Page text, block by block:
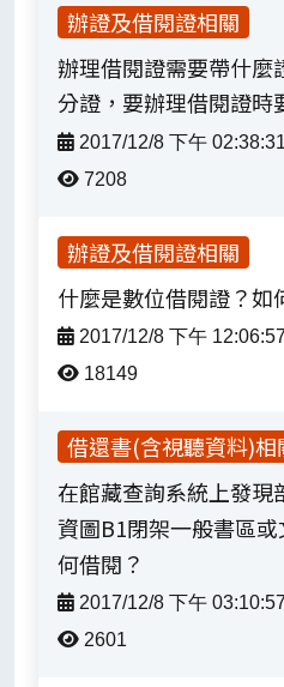
辦證及借閱證相關
辦理借閱證需要帶什麼
分證，要辦理借閱證時
2017/12/8 下午 02:38:31
7208
辦證及借閱證相關
什麼是數位借閱證？如
2017/12/8 下午 12:06:57
18149
借還書(含視聽資料)相
在館藏查詢系統上發現
資圖B1閉架一般書區
何借閱？
2017/12/8 下午 03:10:57
2601